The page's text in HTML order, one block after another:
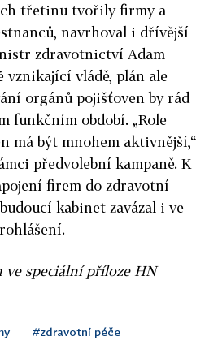
třetinu tvořily firmy a
navrhoval i dřívější
zdravotnictví Adam
vznikající vládě, plán ale
orgánů pojišťoven by rád
funkčním období. „Role
má být mnohem aktivnější,“
předvolební kampaně. K
firem do zdravotní
kabinet zavázal i ve
ve speciální příloze HN
#zdravotní péče